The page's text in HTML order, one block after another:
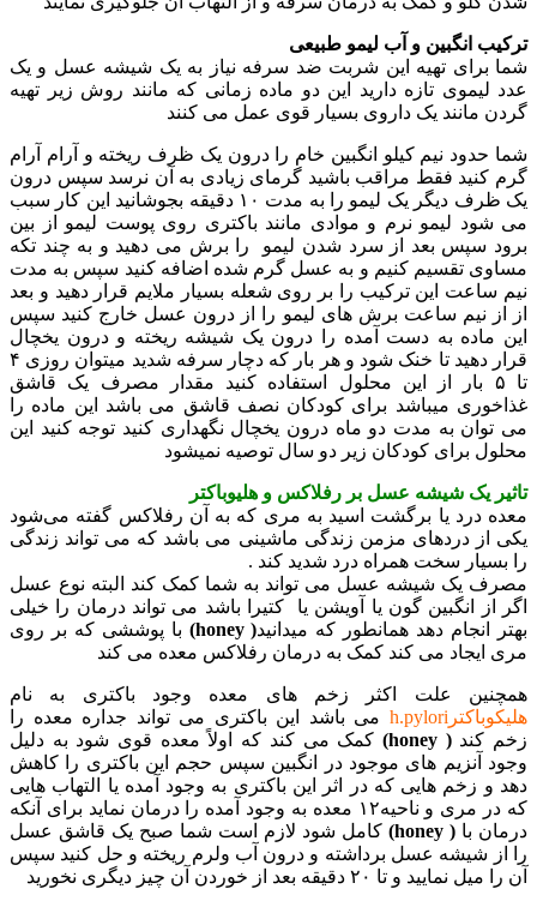
ترکیب انگبین و آب لیمو طبیعی
شما برای تهیه این شربت ضد سرفه نیاز به یک شیشه عسل و یک
عدد لیموی تازه دارید این دو ماده زمانی که مانند روش زیر تهیه
گردن مانند یک داروی بسیار قوی عمل می کنند
شما حدود نیم کیلو انگبین خام را درون یک ظرف ریخته و آرام آرام
گرم کنید فقط مراقب باشید گرمای زیادی به آن نرسد سپس درون
یک ظرف دیگر یک لیمو را به مدت ۱۰ دقیقه بجوشانید این کار سبب
می شود لیمو نرم و موادی مانند باکتری روی پوست لیمو از بین
برود سپس بعد از سرد شدن لیمو را برش می دهید و به چند تکه
مساوی تقسیم کنیم و به عسل گرم شده اضافه کنید سپس به مدت
نیم ساعت این ترکیب را بر روی شعله بسیار ملایم قرار دهید و بعد
از از نیم ساعت برش های لیمو را از درون عسل خارج کنید سپس
این ماده به دست آمده را درون یک شیشه ریخته و درون یخچال
قرار دهید تا خنک شود و هر بار که دچار سرفه شدید میتوان روزی ۴
تا ۵ بار از این محلول استفاده کنید مقدار مصرف یک قاشق
غذاخوری میباشد برای کودکان نصف قاشق می باشد این ماده را
می توان به مدت دو ماه درون یخچال نگهداری کنید توجه کنید این
محلول برای کودکان زیر دو سال توصیه نمیشود
تاثیر یک شیشه عسل بر رفلاکس و هلیوباکتر
معده درد یا برگشت اسید به مری که به آن رفلاکس گفته می‌شود
یکی از دردهای مزمن زندگی ماشینی می باشد که می تواند زندگی
را بسیار سخت همراه درد شدید کند .
مصرف یک شیشه عسل می تواند به شما کمک کند البته نوع عسل
اگر از انگبین گون یا آویشن یا کتیرا باشد می تواند درمان را خیلی
بهتر انجام دهد همانطور که میدانید( honey)
با پوششی که بر روی
مری ایجاد می کند کمک به درمان رفلاکس معده می کند
همچنین علت اکثر زخم های معده وجود باکتری به نام
هلیکوباکترh.pylori
می باشد این باکتری می تواند جداره معده را
زخم کند( honey)
کمک می کند که اولاً معده قوی شود به دلیل
وجود آنزیم های موجود در انگبین سپس حجم این باکتری را کاهش
دهد و زخم هایی که در اثر این باکتری به وجود آمده یا التهاب هایی
که در مری و ناحیه۱۲ معده به وجود آمده را درمان نماید برای آنکه
درمان با ( honey)
کامل شود لازم است شما صبح یک قاشق عسل
را از شیشه عسل برداشته و درون آب ولرم ریخته و حل کنید سپس
آن را میل نمایید و تا ۲۰ دقیقه بعد از خوردن آن چیز دیگری نخورید